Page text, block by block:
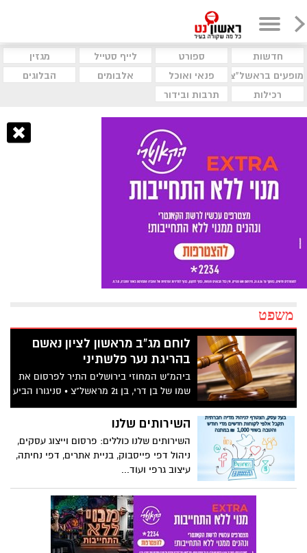
חדשות ספורט לייף סטייל
מגזין
מופעים בראשל"צ
פנאי ואוכל אלבומים
הבלוגים
רכילות
תרבות ובידור
משפט
לוחם מג"ב מראשון לציון נאשם
בהריגת נער פלשתיני
ביהמ"ש המחוזי בירושלים התיר לפרסום את
שמו של בן דרי, בן 21 מראשל"צ • סניגורו הביע
חשש ממעשי נקמה: "פעל בשירות המדינה"
השירותים שלנו
השירותים שלנו כוללים: פרסום וייצוג עסקים,
ניהול דפי פייסבוק, בניית אתרים, דפי נחיתה,
עיצוב גרפי ועוד...